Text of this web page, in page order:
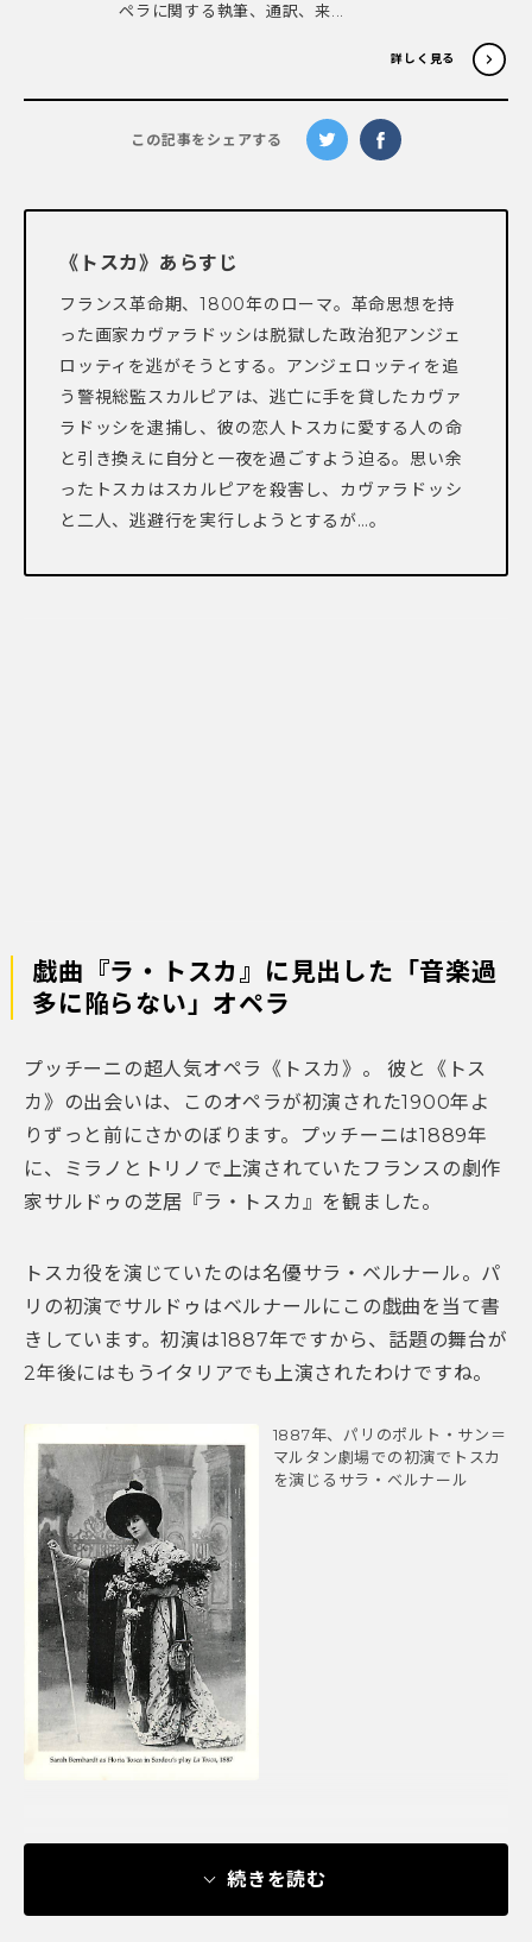
ペラに関する執筆、通訳、来...
詳しく見る
この記事をシェアする
《トスカ》あらすじ
フランス革命期、1800年のローマ。革命思想を持
った画家カヴァラドッシは脱獄した政治犯アンジェ
ロッティを逃がそうとする。アンジェロッティを追
う警視総監スカルピアは、逃亡に手を貸したカヴァ
ラドッシを逮捕し、彼の恋人トスカに愛する人の命
と引き換えに自分と一夜を過ごすよう迫る。思い余
ったトスカはスカルピアを殺害し、カヴァラドッシ
と二人、逃避行を実行しようとするが…。
戯曲『ラ・トスカ』に見出した「音楽過
多に陥らない」オペラ
プッチーニの超人気オペラ《トスカ》。 彼と《トス
カ》の出会いは、このオペラが初演された1900年よ
りずっと前にさかのぼります。プッチーニは1889年
に、ミラノとトリノで上演されていたフランスの劇作
家サルドゥの芝居『ラ・トスカ』を観ました。
トスカ役を演じていたのは名優サラ・ベルナール。パ
リの初演でサルドゥはベルナールにこの戯曲を当て書
きしています。初演は1887年ですから、話題の舞台が
2年後にはもうイタリアでも上演されたわけですね。
1887年、パリのポルト・サン＝
マルタン劇場での初演でトスカ
を演じるサラ・ベルナール
続きを読む